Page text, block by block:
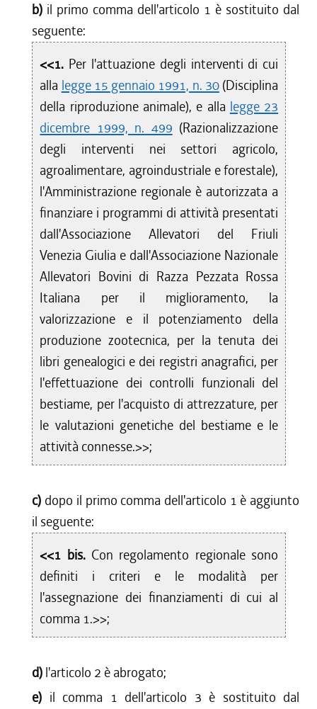
b) il primo comma dell'articolo 1 è sostituito dal
seguente:
<<1. Per l'attuazione degli interventi di cui
alla legge 15 gennaio 1991, n. 30(Disciplina
della riproduzione animale), e alla legge 23
dicembre 1999, n. 499 (Razionalizzazione
degli interventi nei settori agricolo,
agroalimentare, agroindustriale e forestale),
l'Amministrazione regionale è autorizzata a
finanziare i programmi di attività presentati
dall'Associazione Allevatori del Friuli
Venezia Giulia e dall'Associazione Nazionale
Allevatori Bovini di Razza Pezzata Rossa
Italiana per il miglioramento, la
valorizzazione e il potenziamento della
produzione zootecnica, per la tenuta dei
libri genealogici e dei registri anagrafici, per
l'effettuazione dei controlli funzionali del
bestiame, per l'acquisto di attrezzature, per
le valutazioni genetiche del bestiame e le
attività connesse.>>;
c) dopo il primo comma dell'articolo 1 è aggiunto
il seguente:
<<1 bis. Con regolamento regionale sono
definiti i criteri e le modalità per
l'assegnazione dei finanziamenti di cui al
comma 1.>>;
d) l'articolo 2 è abrogato;
e) il comma 1 dell'articolo 3 è sostituito dal